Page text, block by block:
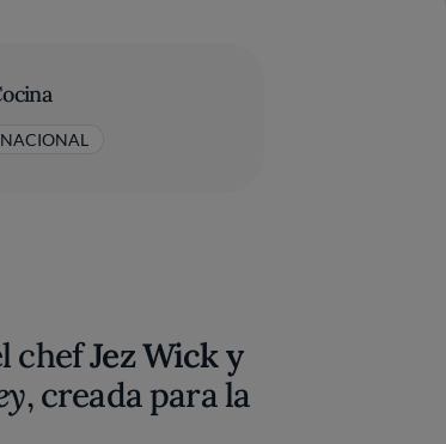
chefJez Wick y
, creada para la